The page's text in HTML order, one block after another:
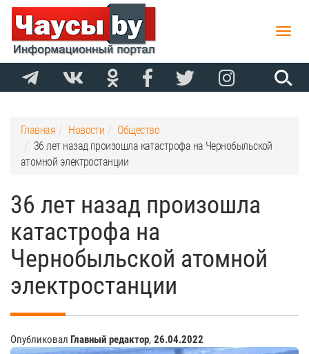
Toggle
Главная Новости
Общество
36 лет назад произошла катастрофа на Чернобыльской
атомной электростанции
36 лет назад произошла
катастрофа на
Чернобыльской атомной
электростанции
Опубликовал Главный редактор, 26.04.2022